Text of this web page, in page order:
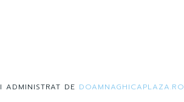
ADMINISTRAT DE DOAMNAGHICAPLAZA.RO